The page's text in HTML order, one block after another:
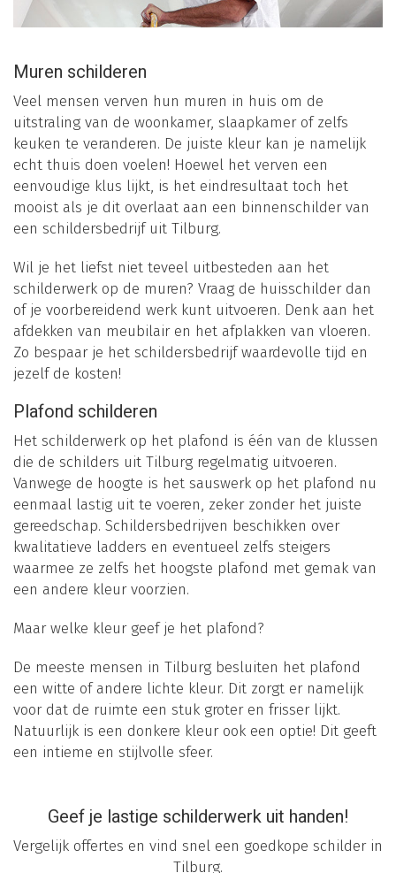
Muren schilderen
Veel mensen verven hun muren in huis om de
uitstraling van de woonkamer, slaapkamer of zelfs
keuken te veranderen. De juiste kleur kan je namelijk
echt thuis doen voelen! Hoewel het verven een
eenvoudige klus lijkt, is het eindresultaat toch het
mooist als je dit overlaat aan een binnenschilder van
een schildersbedrijf uit Tilburg.
Wil je het liefst niet teveel uitbesteden aan het
schilderwerk op de muren? Vraag de huisschilder dan
of je voorbereidend werk kunt uitvoeren. Denk aan het
afdekken van meubilair en het afplakken van vloeren.
Zo bespaar je het schildersbedrijf waardevolle tijd en
jezelf de kosten!
Plafond schilderen
Het schilderwerk op het plafond is één van de klussen
die de schilders uit Tilburg regelmatig uitvoeren.
Vanwege de hoogte is het sauswerk op het plafond nu
eenmaal lastig uit te voeren, zeker zonder het juiste
gereedschap. Schildersbedrijven beschikken over
kwalitatieve ladders en eventueel zelfs steigers
waarmee ze zelfs het hoogste plafond met gemak van
een andere kleur voorzien.
Maar welke kleur geef je het plafond?
De meeste mensen in Tilburg besluiten het plafond
een witte of andere lichte kleur. Dit zorgt er namelijk
voor dat de ruimte een stuk groter en frisser lijkt.
Natuurlijk is een donkere kleur ook een optie! Dit geeft
een intieme en stijlvolle sfeer.
Geef je lastige schilderwerk uit handen!
Vergelijk offertes en vind snel een goedkope schilder in
Tilburg.